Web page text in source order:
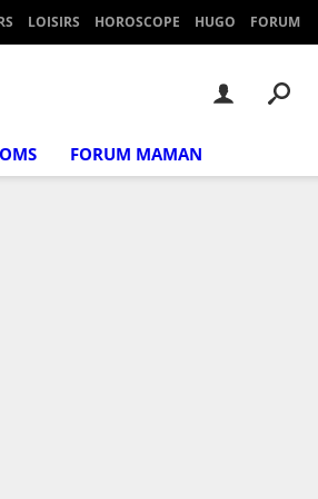
LOISIRS HOROSCOPE HUGO FORUM
FORUM MAMAN